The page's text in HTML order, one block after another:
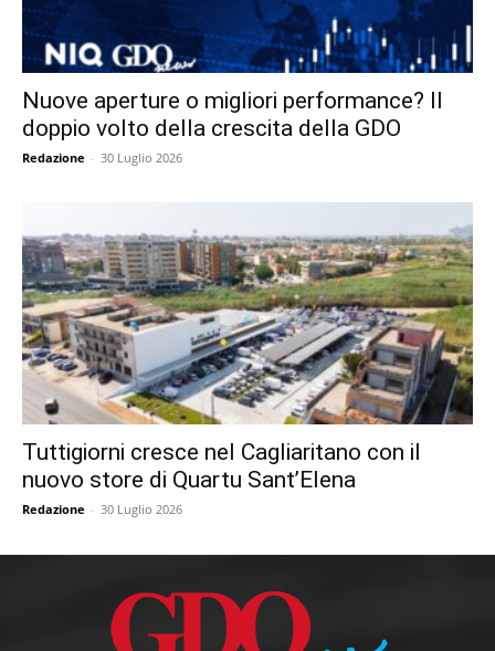
Nuove aperture o migliori performance? Il
doppio volto della crescita della GDO
Redazione - 30 Luglio 2026
Tuttigiorni cresce nel Cagliaritano con il
nuovo store di Quartu Sant’Elena
Redazione - 30 Luglio 2026